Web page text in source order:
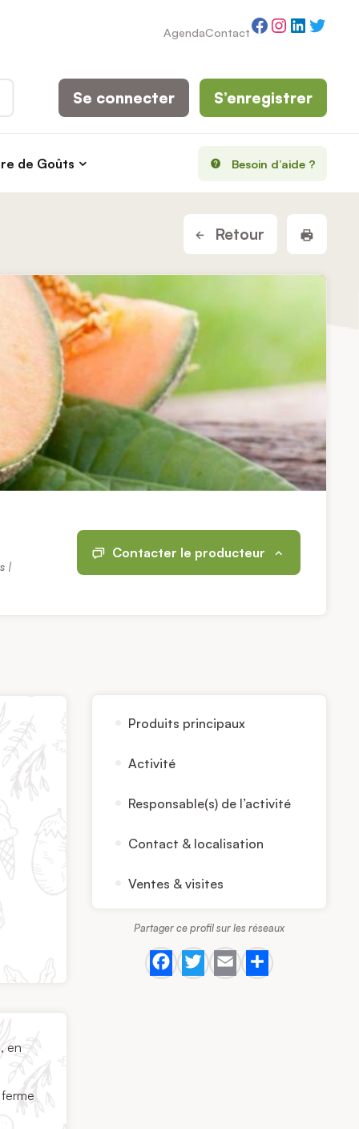
AgendaContactFacebook
Instagram
de Goûts Besoin d’aide ?
Se connecter S’enregistrer
Retour
|
Contacter le producteur
en
Produits principaux
Activité
Responsable(s) de l’activité
Contact & localisation
Ventes & visites
Partager ce profil sur les réseaux
Facebook
Twitter
EmailShare